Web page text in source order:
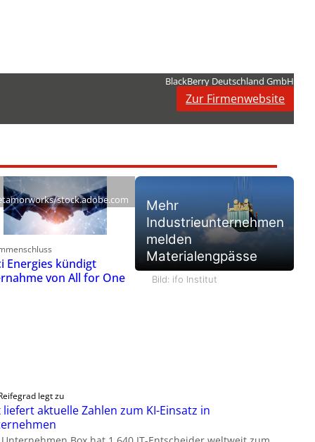
BlackBerry Deutschland GmbH
Zur Firmenwebsite
stock.adobe.com
Energies kündigt
von All for One
Mehr
Industrieunternehmen
melden
Materialengpässe
Bild: ifo Institut
legt zu
liefert aktuelle Zahlen zum KI-Einsatz in